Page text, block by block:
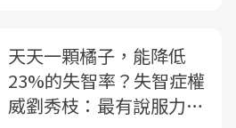
天天一顆橘子，能降低
23%的失智率？失智症權
威劉秀枝：最有說服力的